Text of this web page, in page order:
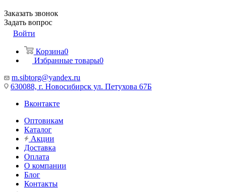
Заказать звонок
Задать вопрос
Войти
Корзина0
Избранные товары0
m.sibtorg@yandex.ru
630088, г. Новосибирск ул. Петухова 67Б
Вконтакте
Оптовикам
Каталог
Акции
Доставка
Оплата
О компании
Блог
Контакты